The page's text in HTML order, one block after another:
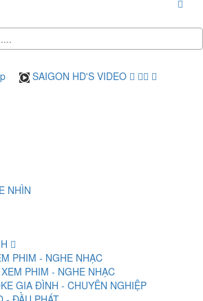
SAIGON HD'S VIDEO
NHÌN
PHIM - NGHE NHẠC
PHIM - NGHE NHẠC
GIA ĐÌNH - CHUYÊN NGHIỆP